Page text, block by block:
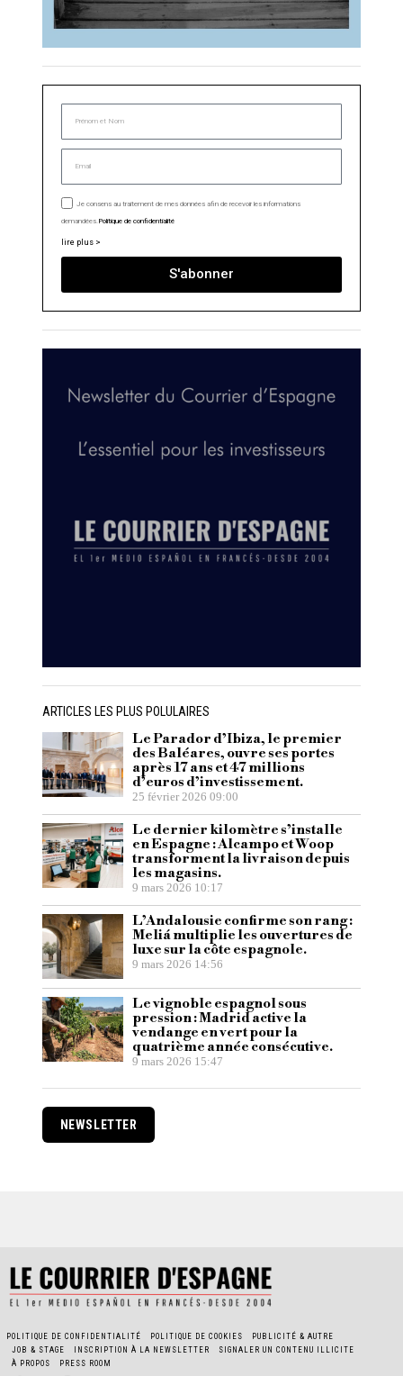
Je consens au traitement de mes données afin de recevoir les informations
demandées. Politique de confidentialité
lire plus >
S'abonner
ARTICLES LES PLUS POLULAIRES
Le Parador d’Ibiza, le premier
des Baléares, ouvre ses portes
après 17 ans et 47 millions
d’euros d’investissement.
25 février 2026 09:00
Le dernier kilomètre s’installe
en Espagne : Alcampo et Woop
transforment la livraison depuis
les magasins.
9 mars 2026 10:17
L’Andalousie confirme son rang :
Meliá multiplie les ouvertures de
luxe sur la côte espagnole.
9 mars 2026 14:56
Le vignoble espagnol sous
pression : Madrid active la
vendange en vert pour la
quatrième année consécutive.
9 mars 2026 15:47
NEWSLETTER
POLITIQUE DE CONFIDENTIALITÉ POLITIQUE DE COOKIES
PUBLICITÉ & AUTRE
JOB & STAGE
INSCRIPTION À LA NEWSLETTER
SIGNALER UN CONTENU ILLICITE
À PROPOS
PRESS ROOM